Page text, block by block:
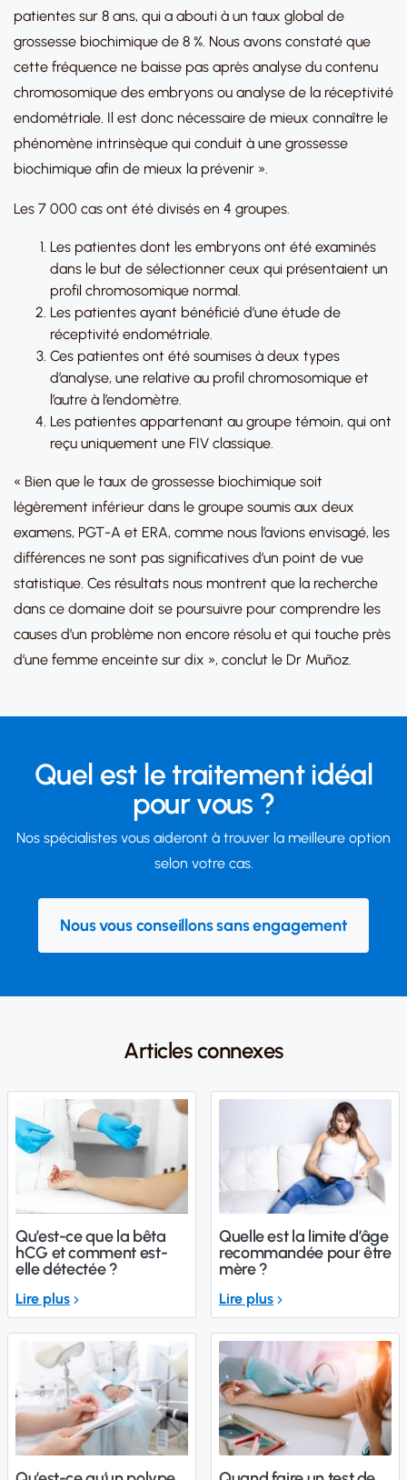
patientes sur 8 ans, qui a abouti à un taux global de
grossesse biochimique de 8 %. Nous avons constaté que
cette fréquence ne baisse pas après analyse du contenu
chromosomique des embryons ou analyse de la réceptivité
endométriale. Il est donc nécessaire de mieux connaître le
phénomène intrinsèque qui conduit à une grossesse
biochimique afin de mieux la prévenir ».
Les 7 000 cas ont été divisés en 4 groupes.
Les patientes dont les embryons ont été examinés
dans le but de sélectionner ceux qui présentaient un
profil chromosomique normal.
Les patientes ayant bénéficié d’une étude de
réceptivité endométriale.
Ces patientes ont été soumises à deux types
d’analyse, une relative au profil chromosomique et
l’autre à l’endomètre.
Les patientes appartenant au groupe témoin, qui ont
reçu uniquement une FIV classique.
« Bien que le taux de grossesse biochimique soit
légèrement inférieur dans le groupe soumis aux deux
examens, PGT-A et ERA, comme nous l’avions envisagé, les
différences ne sont pas significatives d’un point de vue
statistique. Ces résultats nous montrent que la recherche
dans ce domaine doit se poursuivre pour comprendre les
causes d’un problème non encore résolu et qui touche près
d’une femme enceinte sur dix », conclut le Dr Muñoz.
Quel est le traitement idéal
pour vous ?
Nos spécialistes vous aideront à trouver la meilleure option
selon votre cas.
Nous vous conseillons sans engagement
Articles connexes
Qu’est-ce que la bêta
hCG et comment est-
elle détectée ?
Lire plus
Quelle est la limite d’âge
recommandée pour être
mère ?
Lire plus